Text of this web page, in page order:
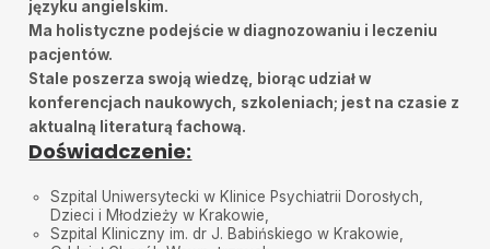
Serdecznie polecam! Kompetentny, taktowny,
kulturalny, empatyczny.
Beata
Polecam
Asia•2025-04-29
Bardzo dobry lekarz, trafnie diagnozuje, z rozwagą
dobiera leki, uważnie słucha i bierze pod uwagę to, co
jakość mojego życia. Specjalista-psychiatra godny
polecenia.
języku angielskim.
Ma holistyczne podejście w diagnozowaniu i leczeniu
pacjentów.
Stale poszerza swoją wiedzę, biorąc udział w
konferencjach naukowych, szkoleniach; jest na czasie z
aktualną literaturą fachową.
Doświadczenie:
Szpital Uniwersytecki w Klinice Psychiatrii Dorosłych,
Dzieci i Młodzieży w Krakowie,
Szpital Kliniczny im. dr J. Babińskiego w Krakowie,